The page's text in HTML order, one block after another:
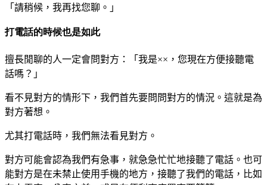
「請稍候，我再找您聊。」
打電話的時候也是如此
擅長閒聊的人一定會問對方：「我是××，您現在方便接聽電
話嗎？」
看不見對方的情形下，我們首先要問問對方的情況。這就是為
對方著想。
尤其打電話時，我們無法看見對方。
對方可能會認為我們有急事，就急急忙忙地接聽了電話。也可
能對方是在未禁止使用手機的地方，接聽了我們的電話，比如